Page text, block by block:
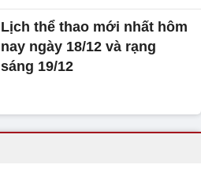
Lịch thể thao mới nhất hôm
nay ngày 18/12 và rạng
sáng 19/12